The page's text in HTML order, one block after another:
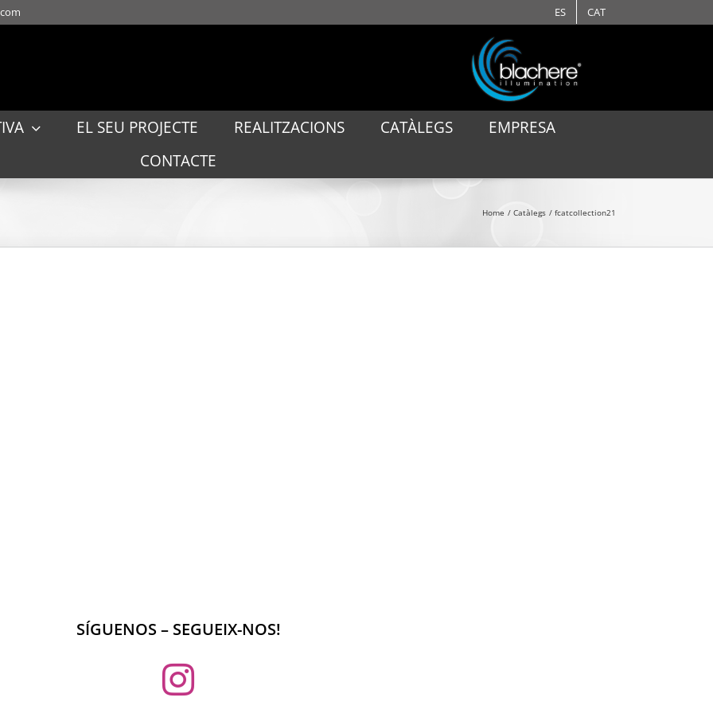
ES CAT
EL SEU PROJECTE REALITZACIONS CATÀLEGS
EMPRESA
CONTACTE
Home Catàlegs fcatcollection21
SÍGUENOS – SEGUEIX-NOS!